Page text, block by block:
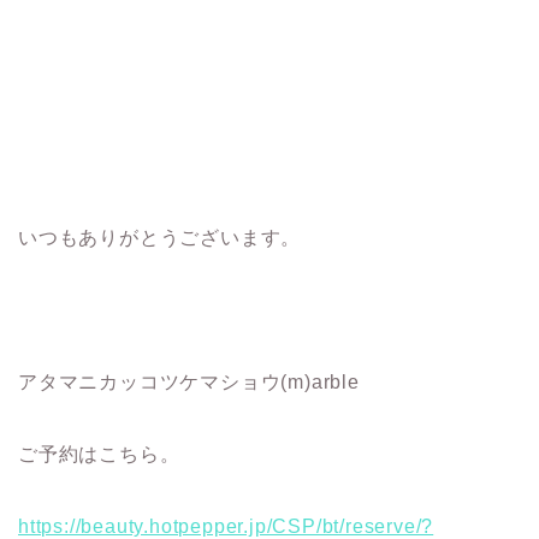
いつもありがとうございます。
アタマニカッコツケマショウ(m)arble
ご予約はこちら。
https://beauty.hotpepper.jp/CSP/bt/reserve/?